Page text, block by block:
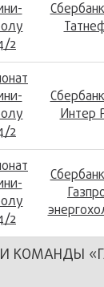
2
2
Интер
2
КОМАНДЫ